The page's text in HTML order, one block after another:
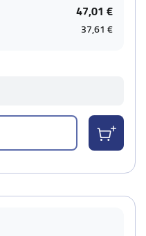
47,01 €
37,61 €